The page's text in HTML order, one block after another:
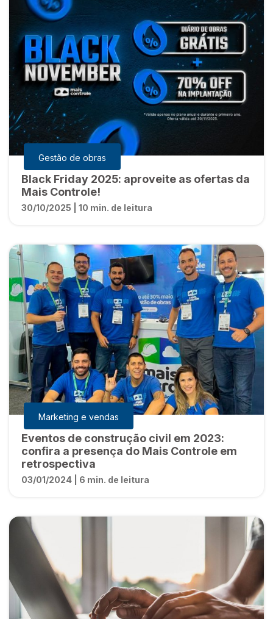
Gestão de obras
Black Friday 2025: aproveite as ofertas da
Mais Controle!
30/10/2025 | 10 min. de leitura
Marketing e vendas
Eventos de construção civil em 2023:
confira a presença do Mais Controle em
retrospectiva
03/01/2024 | 6 min. de leitura